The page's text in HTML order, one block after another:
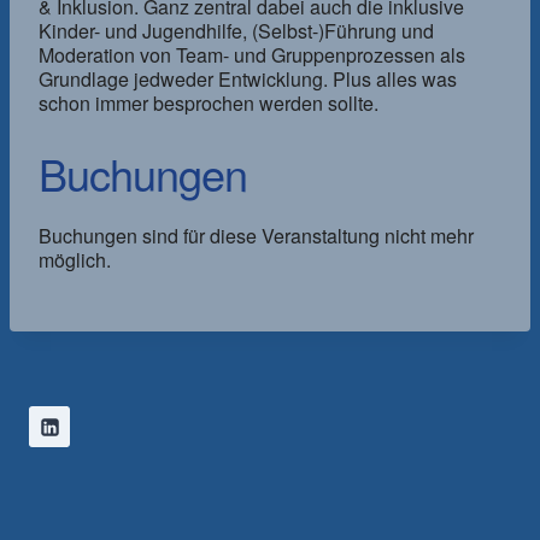
& Inklusion. Ganz zentral dabei auch die inklusive
Kinder- und Jugendhilfe, (Selbst-)Führung und
Moderation von Team- und Gruppenprozessen als
Grundlage jedweder Entwicklung. Plus alles was
schon immer besprochen werden sollte.
Buchungen
Buchungen sind für diese Veranstaltung nicht mehr
möglich.